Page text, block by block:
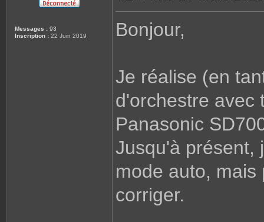
Messages : 93
Inscription : 22 Juin 2019
e
g
Bonjour,
Je réalise (en
d'orchestre avec
Panasonic
Jusqu'à présent,
mode auto,
corriger.